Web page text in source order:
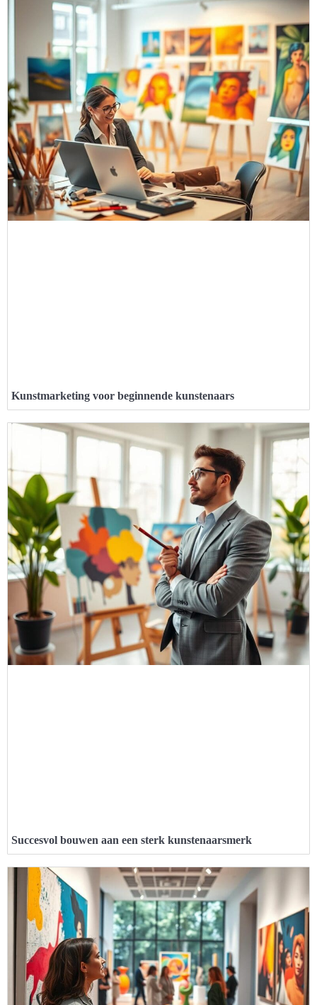
Kunstmarketing voor beginnende kunstenaars
Succesvol bouwen aan een sterk kunstenaarsmerk